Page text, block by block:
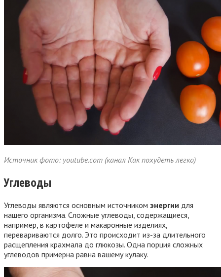
Источник фото: youtube.com (канал Как похудеть легко)
Углеводы
Углеводы являются основным источником энергии для
нашего организма. Сложные углеводы, содержащиеся,
например, в картофеле и макаронные изделиях,
перевариваются долго. Это происходит из-за длительного
расщепления крахмала до глюкозы. Одна порция сложных
углеводов примерна равна вашему кулаку.